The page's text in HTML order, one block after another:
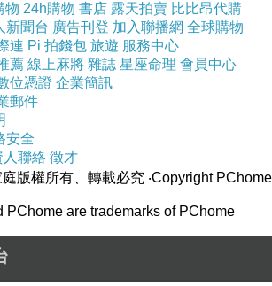
物 24h購物 書店 露天拍賣 比比昂代購
新聞台 廣告刊登 加入聯播網 全球購物
連 Pi 拍錢包 旅遊 服務中心
薦 線上麻將 雜誌 星座命理 會員中心
位憑證 企業簡訊
郵件
安全
人聯絡 徵才
庭版權所有、轉載必究 ‧Copyright PChome
PChome are trademarks of PChome